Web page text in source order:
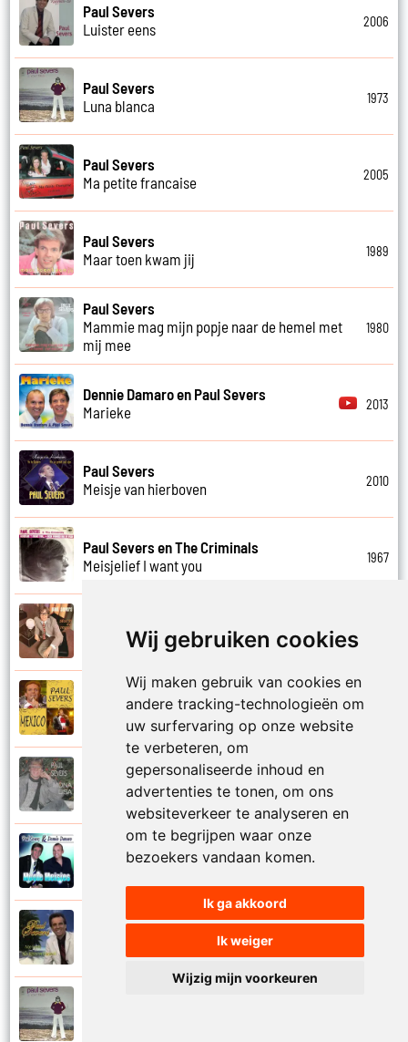
Wij gebruiken cookies
Wij maken gebruik van cookies en
andere tracking-technologieën om
uw surfervaring op onze website
te verbeteren, om
gepersonaliseerde inhoud en
advertenties te tonen, om ons
websiteverkeer te analyseren en
om te begrijpen waar onze
bezoekers vandaan komen.
Ik ga akkoord
Ik weiger
Wijzig mijn voorkeuren
Paul Severs
Luister eens
2006
Paul Severs
Luna blanca
1973
Paul Severs
Ma petite francaise
2005
Paul Severs
Maar toen kwam jij
1989
Paul Severs
Mammie mag mijn popje naar de hemel met
mij mee
1980
Dennie Damaro en Paul Severs
Marieke
2013
Paul Severs
Meisje van hierboven
2010
Paul Severs en The Criminals
Meisjelief I want you
1967
Met jou weet ik echt nooit
Paul Severs
Paul Severs
Mona Lisa
Dennie Damaro en Paul Severs
Paul Severs